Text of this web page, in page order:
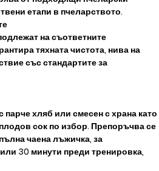
етапи в пчеларството.
на съответните
тяхната чистота, нива на
със стандартите за
хляб или смесен с храна като
сок по избор. Препоръчва се
чаена лъжичка, за
30 минути преди тренировка,